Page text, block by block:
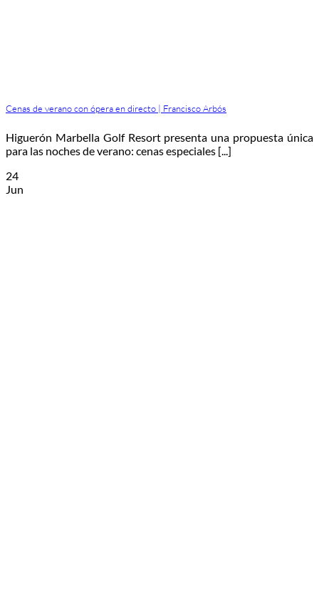
Cenas de verano con ópera en directo | Francisco Arbós
Higuerón Marbella Golf Resort presenta una propuesta única
para las noches de verano: cenas especiales [...]
24
Jun